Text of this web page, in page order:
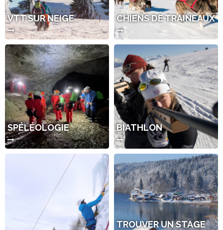
VTT SUR NEIGE CHIENS DE TRAINEAUX
SPÉLÉOLOGIE BIATHLON
TROUVER UN STAGE